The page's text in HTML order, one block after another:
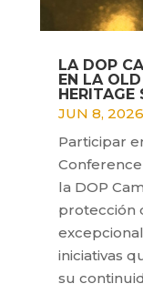
LA DOP
EN LA
JUN 8, 2026
Participar
la DOP
protección
iniciativas
su